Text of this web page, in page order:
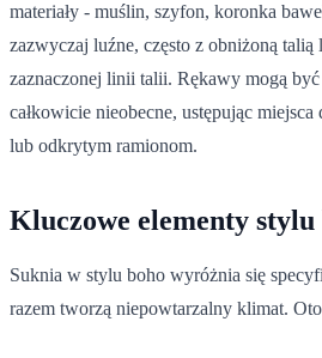
materiały - muślin, szyfon, koronka
zazwyczaj luźne, często z obniżoną talią
zaznaczonej linii talii. Rękawy mogą
całkowicie nieobecne, ustępując
lub odkrytym ramionom.
Kluczowe elementy stylu
Suknia w stylu boho wyróżnia się
razem tworzą niepowtarzalny klimat.